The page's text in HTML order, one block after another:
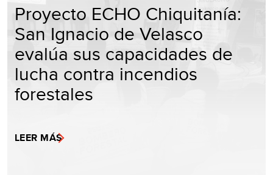
Proyecto ECHO Chiquitanía:
San Ignacio de Velasco
evalúa sus capacidades de
lucha contra incendios
forestales
LEER MÁS